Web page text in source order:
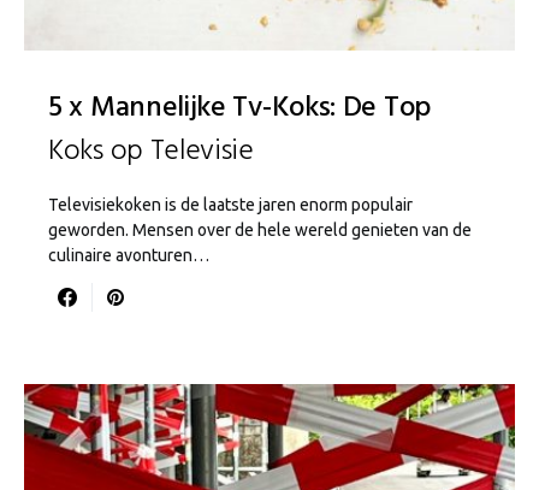
5 x Mannelijke Tv-Koks: De Top
Koks op Televisie
Televisiekoken is de laatste jaren enorm populair
geworden. Mensen over de hele wereld genieten van de
culinaire avonturen…